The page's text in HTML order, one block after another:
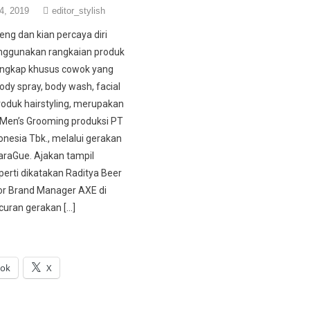
2019 editor_stylish
dan kian percaya diri
rangkaian produk
khusus cowok yang
spray, body wash, facial
hairstyling, merupakan
Grooming produksi PT
Tbk., melalui gerakan
Ajakan tampil
dikatakan Raditya Beer
Brand Manager AXE di
gerakan […]
X